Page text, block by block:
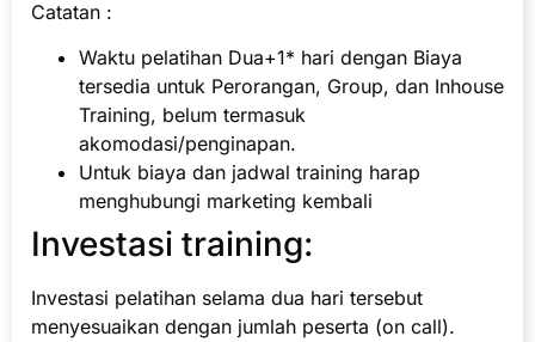
Catatan :
Waktu pelatihan Dua+1* hari dengan Biaya
tersedia untuk Perorangan, Group, dan Inhouse
Training, belum termasuk
akomodasi/penginapan.
Untuk biaya dan jadwal training harap
menghubungi marketing kembali
Investasi training:
Investasi pelatihan selama dua hari tersebut
menyesuaikan dengan jumlah peserta (on call).